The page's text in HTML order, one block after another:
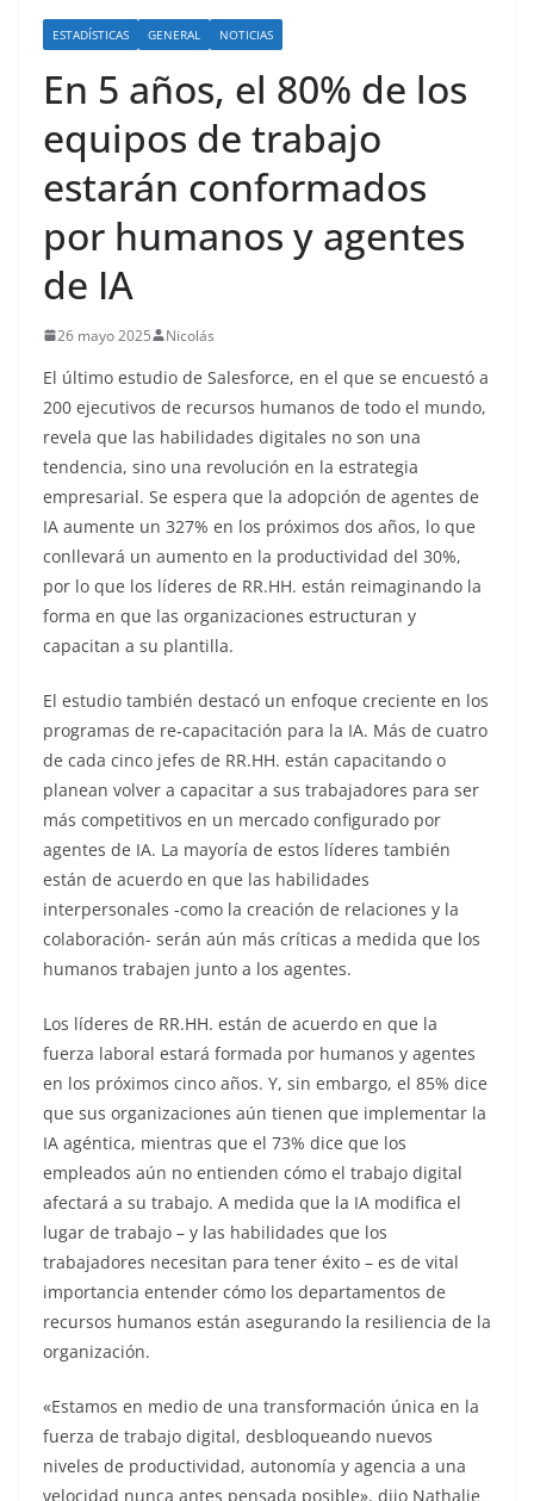
ESTADÍSTICAS GENERAL NOTICIAS
En 5 años, el 80% de los
equipos de trabajo
estarán conformados
por humanos y agentes
de IA
26 mayo 2025 Nicolás
El último estudio de Salesforce, en el que se encuestó a
200 ejecutivos de recursos humanos de todo el mundo,
revela que las habilidades digitales no son una
tendencia, sino una revolución en la estrategia
empresarial. Se espera que la adopción de agentes de
IA aumente un 327% en los próximos dos años, lo que
conllevará un aumento en la productividad del 30%,
por lo que los líderes de RR.HH. están reimaginando la
forma en que las organizaciones estructuran y
capacitan a su plantilla.
El estudio también destacó un enfoque creciente en los
programas de re-capacitación para la IA. Más de cuatro
de cada cinco jefes de RR.HH. están capacitando o
planean volver a capacitar a sus trabajadores para ser
más competitivos en un mercado configurado por
agentes de IA. La mayoría de estos líderes también
están de acuerdo en que las habilidades
interpersonales -como la creación de relaciones y la
colaboración- serán aún más críticas a medida que los
humanos trabajen junto a los agentes.
Los líderes de RR.HH. están de acuerdo en que la
fuerza laboral estará formada por humanos y agentes
en los próximos cinco años. Y, sin embargo, el 85% dice
que sus organizaciones aún tienen que implementar la
IA agéntica, mientras que el 73% dice que los
empleados aún no entienden cómo el trabajo digital
afectará a su trabajo. A medida que la IA modifica el
lugar de trabajo – y las habilidades que los
trabajadores necesitan para tener éxito – es de vital
importancia entender cómo los departamentos de
recursos humanos están asegurando la resiliencia de la
organización.
«Estamos en medio de una transformación única en la
fuerza de trabajo digital, desbloqueando nuevos
niveles de productividad, autonomía y agencia a una
velocidad nunca antes pensada posible», dijo Nathalie